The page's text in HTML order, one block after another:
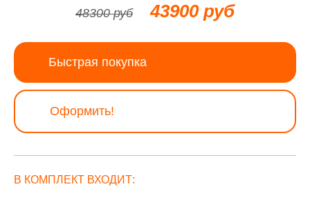
48300 руб 43900 руб
Быстрая покупка
Оформить!
В КОМПЛЕКТ ВХОДИТ: